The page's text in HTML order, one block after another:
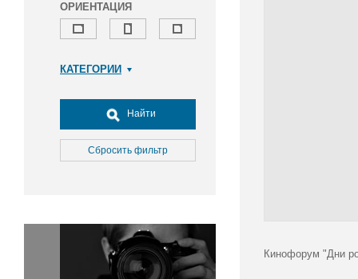
ОРИЕНТАЦИЯ
КАТЕГОРИИ
Досуг, туризм и отдых
Культура
Медицина
Окружающая среда
Политика
Правосудие
Найти
Сбросить фильтр
Кинофорум "Дни